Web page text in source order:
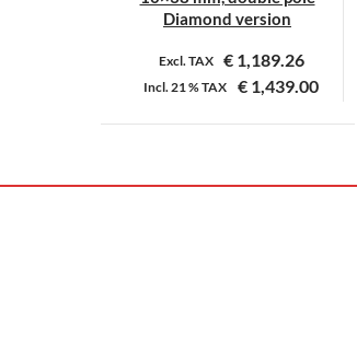
Diamond version
Excl. TAX €1,189.26
Incl.21 %TAX € 1,439.00
Dit
heeft